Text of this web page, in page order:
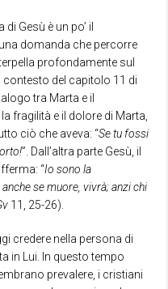
Gesù è un po’ il
domanda che percorre
profondamente sul
del capitolo 11 di
tra Marta e il
fragilità e il dolore di Marta,
ciò che aveva: “Se tu fossi
!”. Dall’altra parte Gesù, il
“Io sono la
se muore, vivrà; anzi chi
11, 25-26).
credere nella persona di
in Lui. In questo tempo
prevalere, i cristiani